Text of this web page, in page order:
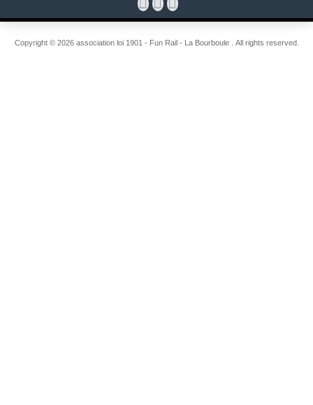
Copyright © 2026 association loi 1901 - Fun Rail - La Bourboule . All rights reserved.